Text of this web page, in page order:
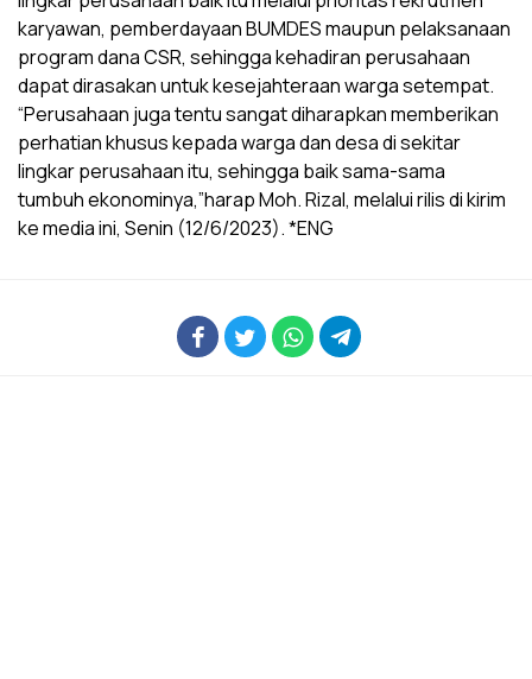
karyawan, pemberdayaan BUMDES maupun pelaksanaan
program dana CSR, sehingga kehadiran perusahaan
dapat dirasakan untuk kesejahteraan warga setempat.
“Perusahaan juga tentu sangat diharapkan memberikan
perhatian khusus kepada warga dan desa di sekitar
lingkar perusahaan itu, sehingga baik sama-sama
tumbuh ekonominya,”harap Moh. Rizal, melalui rilis di kirim
ke media ini, Senin (12/6/2023). *ENG